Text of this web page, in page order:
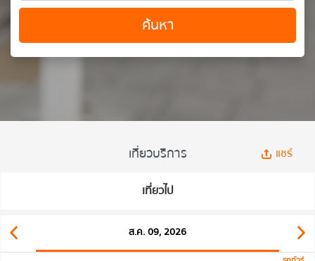
ค้นหา
เที่ยวบริการ แชร์
เที่ยวไป
ส.ค. 09, 2026